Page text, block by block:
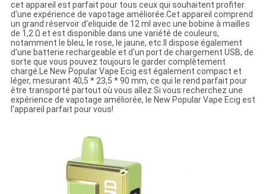
cet appareil est parfait pour tous ceux qui souhaitent profiter
d'une expérience de vapotage améliorée.Cet appareil comprend
un grand réservoir d'eliquide de 12 ml avec une bobine à mailles
de 1,2 Ω et est disponible dans une variété de couleurs,
notamment le bleu, le rose, le jaune, etc.Il dispose également
d'une batterie rechargeable et d'un port de chargement USB, de
sorte que vous pouvez toujours le garder complètement
chargé.Le New Popular Vape Ecig est également compact et
léger, mesurant 40,5 * 23,5 * 90 mm, ce qui le rend parfait pour
être transporté partout où vous allez.Si vous recherchez une
expérience de vapotage améliorée, le New Popular Vape Ecig est
l'appareil parfait pour vous!